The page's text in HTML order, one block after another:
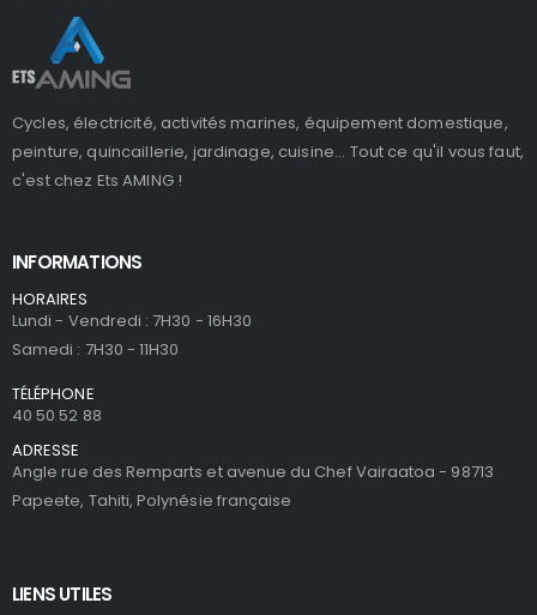
Cycles, électricité, activités marines, équipement domestique,
peinture, quincaillerie, jardinage, cuisine... Tout ce qu'il vous faut,
c'est chez Ets AMING !
INFORMATIONS
HORAIRES
Lundi - Vendredi : 7H30 - 16H30
Samedi : 7H30 - 11H30
TÉLÉPHONE
40 50 52 88
ADRESSE
Angle rue des Remparts et avenue du Chef Vairaatoa - 98713
Papeete, Tahiti, Polynésie française
LIENS UTILES